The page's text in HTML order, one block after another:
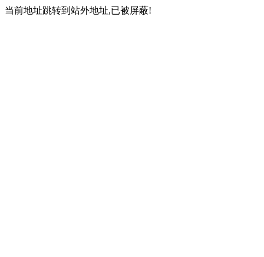
当前地址跳转到站外地址,已被屏蔽!